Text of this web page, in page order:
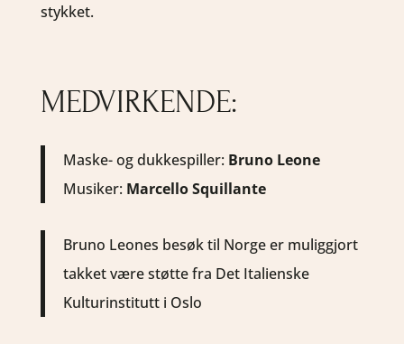
stykket.
MEDVIRKENDE:
Maske- og dukkespiller: Bruno Leone
Musiker: Marcello Squillante
Bruno Leones besøk til Norge er muliggjort
takket være støtte fra Det Italienske
Kulturinstitutt i Oslo